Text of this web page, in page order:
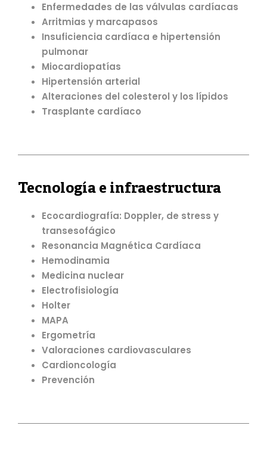
Enfermedades de las válvulas cardíacas
Arritmias y marcapasos
Insuficiencia cardíaca e hipertensión
pulmonar
Miocardiopatías
Hipertensión arterial
Alteraciones del colesterol y los lípidos
Trasplante cardíaco
Tecnología e infraestructura
Ecocardiografía: Doppler, de stress y
transesofágico
Resonancia Magnética Cardíaca
Hemodinamia
Medicina nuclear
Electrofisiología
Holter
MAPA
Ergometría
Valoraciones cardiovasculares
Cardioncología
Prevención